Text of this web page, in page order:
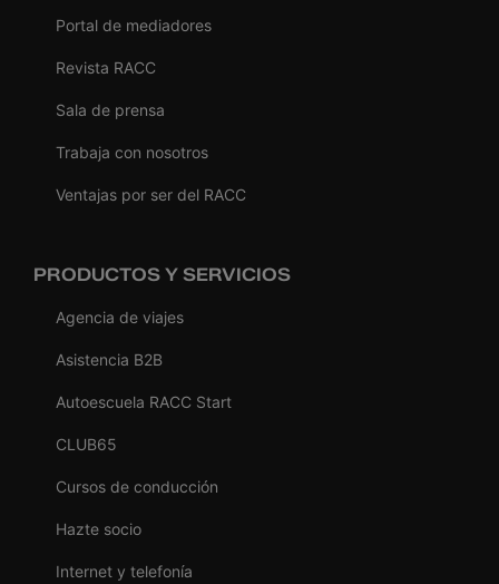
Portal de mediadores
Revista RACC
Sala de prensa
Trabaja con nosotros
Ventajas por ser del RACC
PRODUCTOS Y SERVICIOS
Agencia de viajes
Asistencia B2B
Autoescuela RACC Start
CLUB65
Cursos de conducción
Hazte socio
Internet y telefonía